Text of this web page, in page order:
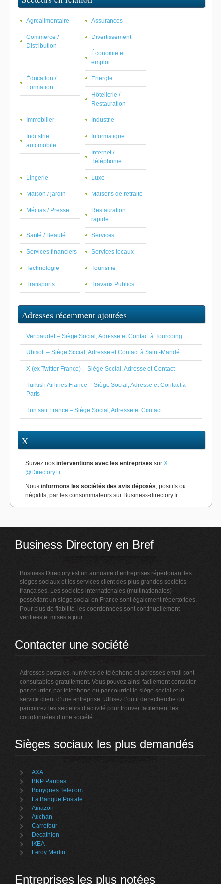
Agroalimentaire Assurances
Commerce /
Distribution
Divertissement
Économie et
emploi
Éducation /
Formation
Energie
Hôtellerie /
Restauration
Immobilier Industrie
Industrie
automobile
Informatique
Internet /
Téléphonie
Lingerie Luxe
Maison / jardin Maisons de retraite
Médias / Presse
Restauration
rapide
Santé / Beauté Services
Services financiers Services locaux
Technologie Tourisme
Transports Travaux Publics
Adresses récemment ajoutées
Vertbaudet – Siège Social, Adresse et Contact à Tourcoing
Ubisoft – Siège Social, Adresse et Contact à Saint-Mandé
X (ex Twitter France) – Siège Social, Adresse et Contact
Turkish Airlines France – Siège Social, Adresse et Contact à
Paris
Tunisair France – Siège Social, Adresse et Contact
X
Suivez nos interventions avec les entreprises sur X
@DirectoryFr
Nous informons les sociétés des avis déposés, positifs ou
négatifs, par les consommateurs sur Business-directory.fr
Business Directory en Bref
Business Directory est un annuaire d’entreprises répertoriant les
sièges sociaux et les services client des plus grandes sociétés
françaises. Les sociétés internationales (multinationales)
possédant un siège social en France sont également répertoriées.
Pour plus de fiabilité, les coordonnées sont continuellement
vérifiées et mises à jour.
Contacter une société
Adresses postales, numéros de téléphone et adresses email sont
consultables gratuitement. Vous pouvez ainsi facilement contacter
par courrier, par téléphone ou par courriel le siège social et le
service client d’une entreprise. Utilisez l’outil de recherche ou
parcourez les secteurs d’activité pour trouver facilement les
coordonnées d’une société.
Sièges sociaux les plus demandés
AXA
BNP Paribas
Bouygues Telecom
La Banque Postale
Amazon
Auchan
Carrefour
Decathlon
IKEA
Leroy Merlin
Entreprises les plus notées